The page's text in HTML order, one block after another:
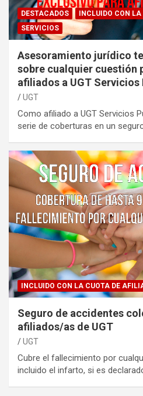
DESTACADOS
INCLUIDO CON
SERVICIOS
Asesoramiento jurídico
sobre cualquier cuestión
afiliados a UGT Servicios
UGT
Como afiliado a UGT Servicios
serie de coberturas en un
INCLUIDO CON LA CUOTA DE
Seguro de accidentes
afiliados/as de UGT
UGT
Cubre el fallecimiento por
incluido el infarto, si es